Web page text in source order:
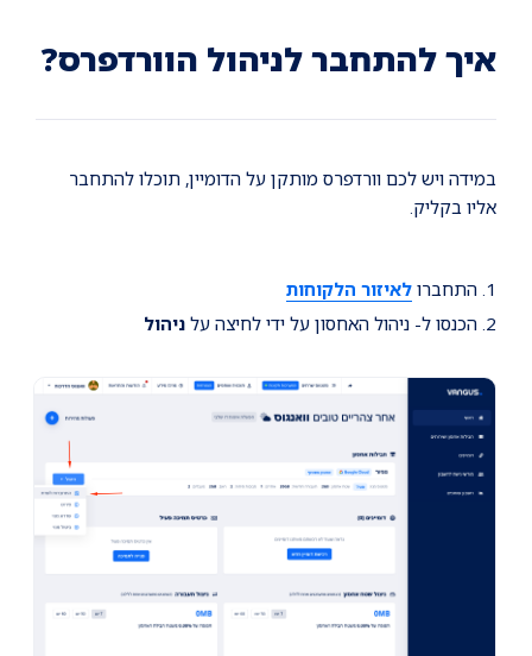
navigation
איך להתחבר לניהול הוורדפרס?
במידה ויש לכם וורדפרס מותקן על הדומיין, תוכלו להתחבר
אליו בקליק.
1. התחברו
לאיזור הלקוחות
2. הכנסו ל- ניהול האחסון על ידי לחיצה על
ניהול